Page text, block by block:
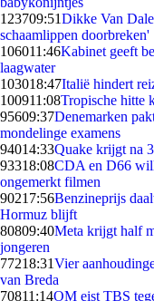
123709:51Dikke Van
schaamlippen doorbreken'
106011:46Kabinet geeft
laagwater
103018:47Italië hindert
100911:08Tropische hitte
95609:37Denemarken
mondelinge examens
94014:33Quake krijgt na
93318:08CDA en D66
ongemerkt filmen
90217:56Benzineprijs
Hormuz blijft
80809:40Meta krijgt half
jongeren
77218:31Vier
van Breda
70811:14OM eist TBS